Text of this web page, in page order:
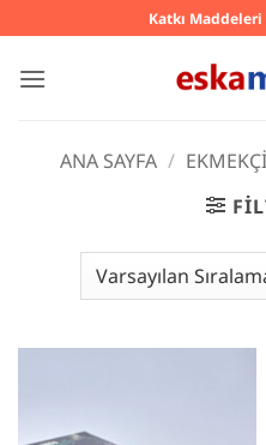
atla
Katkı
ANA SAYFA /